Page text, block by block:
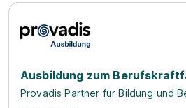
Ausbildung zum
Provadis Partner für Bildung und